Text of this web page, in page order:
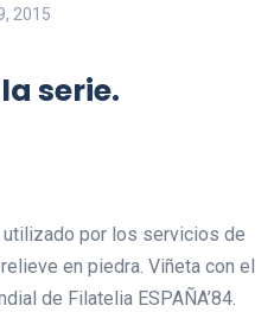
2015
serie.
utilizado por los servicios de
en piedra. Viñeta con el
de Filatelia ESPAÑA’84.